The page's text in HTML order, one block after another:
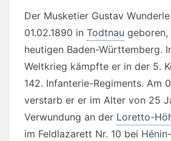
Der Musketier Gustav
01.02.1890 in Todtnau geboren,
heutigen Baden-Württemberg.
Weltkrieg kämpfte er in der 5.
142. Infanterie-Regiments. Am
verstarb er er im Alter von 25
Verwundung an der Loretto-
im Feldlazarett Nr. 10 bei